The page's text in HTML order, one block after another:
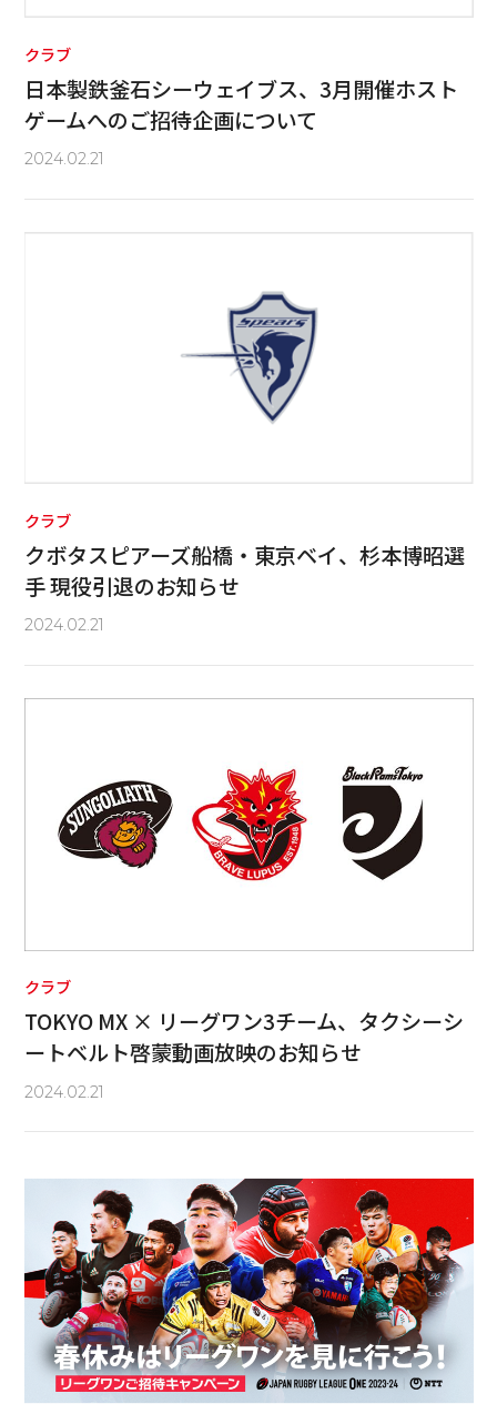
クラブ
日本製鉄釜石シーウェイブス、3月開催ホスト
ゲームへのご招待企画について
2024.02.21
クラブ
クボタスピアーズ船橋・東京ベイ、杉本博昭選
手 現役引退のお知らせ
2024.02.21
クラブ
TOKYO MX × リーグワン3チーム、タクシーシ
ートベルト啓蒙動画放映のお知らせ
2024.02.21